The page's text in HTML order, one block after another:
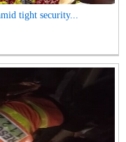
tight security...